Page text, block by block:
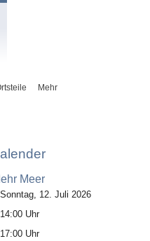
Mehr
Meer
Sonntag, 12. Juli 2026
14:00 Uhr
17:00 Uhr